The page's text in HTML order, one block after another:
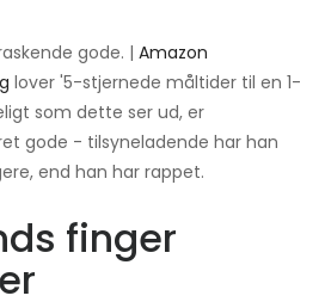
gode. | Amazon
lover '5-stjernede måltider til en 1-
som dette ser ud, er
gode - tilsyneladende har han
end han har rappet.
finger